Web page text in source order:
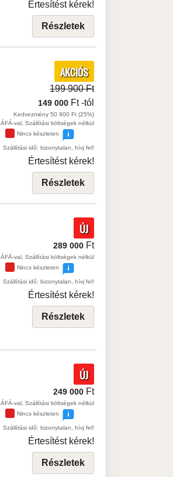
Értesítést kérek!
Részletek
AKCIÓS
199 900 Ft
149 000 Ft -tól
Kedvezmény 50 900 Ft (25%)
ÁFÁ-val, Szállítási költségek nélkül
Nincs készleten
Szállítási idő: bizonytalan, hívj fel!
Értesítést kérek!
Részletek
ÚJ
289 000 Ft
ÁFÁ-val, Szállítási költségek nélkül
Nincs készleten
Szállítási idő: bizonytalan, hívj fel!
Értesítést kérek!
Részletek
ÚJ
249 000 Ft
ÁFÁ-val, Szállítási költségek nélkül
Nincs készleten
Szállítási idő: bizonytalan, hívj fel!
Értesítést kérek!
Részletek